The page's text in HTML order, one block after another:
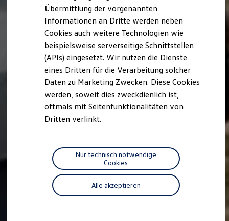
Besitzer und Service
myVolkswagen
Software Updates
Service und Ersatzteile
Inspektion und HU/AU
Reparaturen und Checks
Motorenöl und Flüssigkeiten
Räder und Reifen
Pannen- und Unfallhilfe
Economy Service
Volkswagen Teile
Zubehör
Modellspezifisches Zubehör
Individualisieren
Wallbox und Ladekabel
Digitale Extras
Dienste für Ihr Modell finden
Volkswagen Apps, Login und Shop
Handy und Fahrzeug verbinden
Übermittlung der vorgenannten
Informationen an Dritte werden neben
Cookies auch weitere Technologien wie
beispielsweise serverseitige Schnittstellen
(APIs) eingesetzt. Wir nutzen die Dienste
eines Dritten für die Verarbeitung solcher
Daten zu Marketing Zwecken. Diese Cookies
werden, soweit dies zweckdienlich ist,
oftmals mit Seitenfunktionalitäten von
Dritten verlinkt.
Alle akzeptieren
Nur technisch notwendige
Cookies